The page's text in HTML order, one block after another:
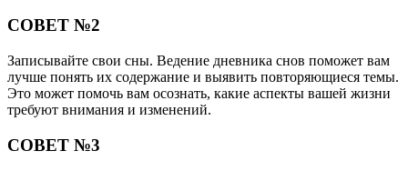
СОВЕТ №2
Записывайте свои сны. Ведение дневника снов поможет вам
лучше понять их содержание и выявить повторяющиеся темы.
Это может помочь вам осознать, какие аспекты вашей жизни
требуют внимания и изменений.
СОВЕТ №3